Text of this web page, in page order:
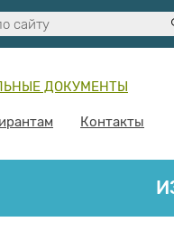
ДОКУМЕНТЫ
Контакты